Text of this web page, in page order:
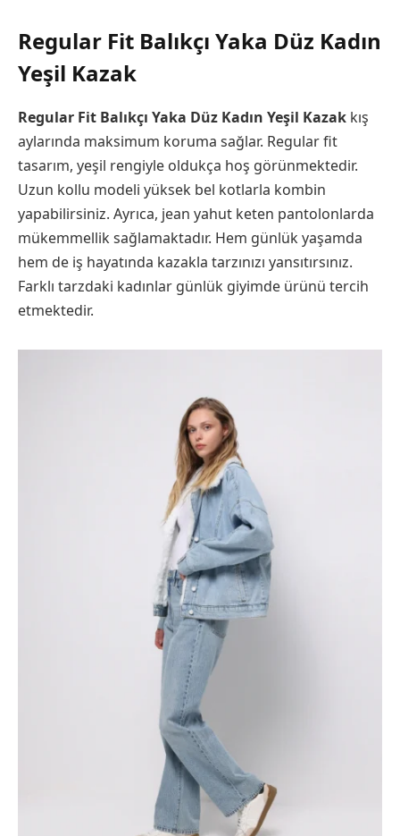
Regular Fit Balıkçı Yaka Düz Kadın
Yeşil Kazak
Regular Fit Balıkçı Yaka Düz Kadın Yeşil Kazak kış
aylarında maksimum koruma sağlar. Regular fit
tasarım, yeşil rengiyle oldukça hoş görünmektedir.
Uzun kollu modeli yüksek bel kotlarla kombin
yapabilirsiniz. Ayrıca, jean yahut keten pantolonlarda
mükemmellik sağlamaktadır. Hem günlük yaşamda
hem de iş hayatında kazakla tarzınızı yansıtırsınız.
Farklı tarzdaki kadınlar günlük giyimde ürünü tercih
etmektedir.